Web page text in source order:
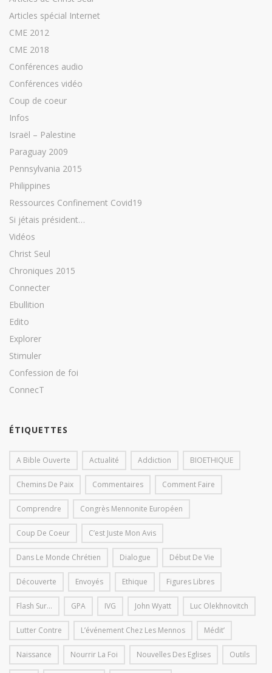
Articles spécial Internet
CME 2012
CME 2018
Conférences audio
Conférences vidéo
Coup de coeur
Infos
Israël – Palestine
Paraguay 2009
Pennsylvania 2015
Philippines
Ressources Confinement Covid19
Si jétais président…
Vidéos
Christ Seul
Chroniques 2015
Connecter
Ebullition
Edito
Explorer
Stimuler
Confession de foi
ConnecT
ÉTIQUETTES
A Bible Ouverte Actualité Addiction BIOETHIQUE
Chemins De Paix Commentaires Comment Faire
Comprendre Congrès Mennonite Européen
Coup De Coeur C’est Juste Mon Avis
Dans Le Monde Chrétien Dialogue Début De Vie
Découverte Envoyés Ethique Figures Libres
Flash Sur... GPA IVG John Wyatt Luc Olekhnovitch
Lutter Contre L’événement Chez Les Mennos Médit’
Naissance Nourrir La Foi Nouvelles Des Eglises Outils